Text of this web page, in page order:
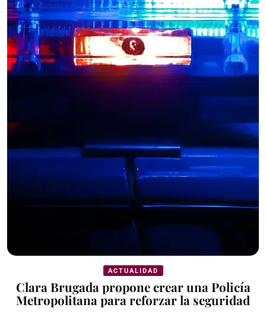
ACTUALIDAD
Clara Brugada propone crear una Policía
Metropolitana para reforzar la seguridad